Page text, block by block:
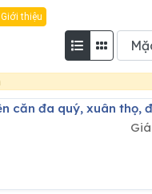
thiệu
căn đa quý, xuân thọ,